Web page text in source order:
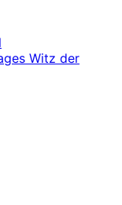
Witz der